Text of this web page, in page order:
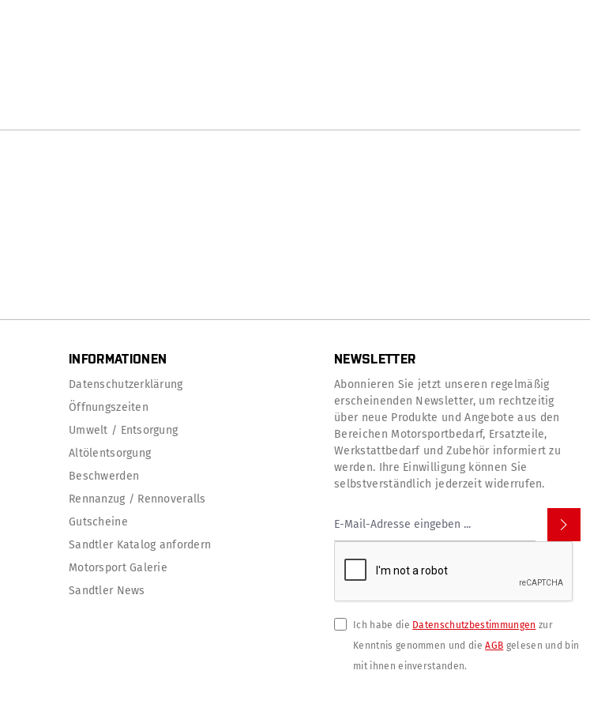
INFORMATIONEN
Datenschutzerklärung
Öffnungszeiten
Umwelt / Entsorgung
Altölentsorgung
Beschwerden
Rennanzug / Rennoveralls
Gutscheine
Sandtler Katalog anfordern
Motorsport Galerie
Sandtler News
NEWSLETTER
Abonnieren Sie jetzt unseren regelmäßig
erscheinenden Newsletter, um rechtzeitig
über neue Produkte und Angebote aus den
Bereichen Motorsportbedarf, Ersatzteile,
Werkstattbedarf und Zubehör informiert zu
werden. Ihre Einwilligung können Sie
selbstverständlich jederzeit widerrufen.
Ich habe die Datenschutzbestimmungen zur
Kenntnis genommen und dieAGB gelesen und bin
mit ihnen einverstanden.